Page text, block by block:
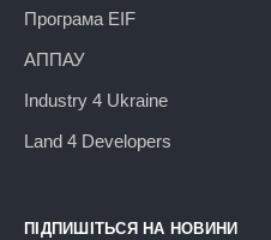
Програма EIF
АППАУ
Industry 4 Ukraine
Land 4 Developers
ПІДПИШІТЬСЯ НА НОВИНИ